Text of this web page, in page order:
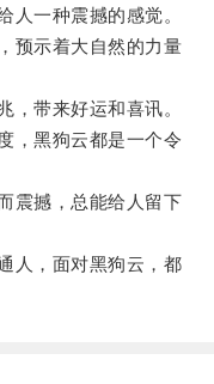
一种震撼的感觉。
示着大自然的力量
带来好运和喜讯。
黑狗云都是一个令
撼，总能给人留下
，面对黑狗云，都